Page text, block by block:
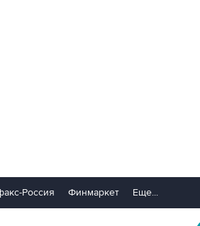
Россия Финмаркет Еще...